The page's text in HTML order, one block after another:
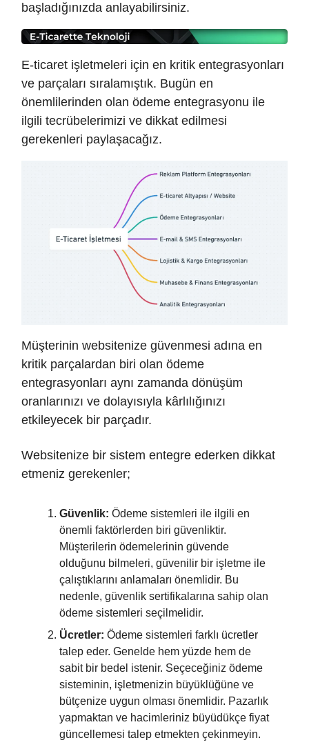
başladığınızda anlayabilirsiniz.
E-ticaret işletmeleri için en kritik entegrasyonları
ve parçaları sıralamıştık. Bugün en
önemlilerinden olan ödeme entegrasyonu ile
ilgili tecrübelerimizi ve dikkat edilmesi
gerekenleri paylaşacağız.
Müşterinin websitenize güvenmesi adına en
kritik parçalardan biri olan ödeme
entegrasyonları aynı zamanda dönüşüm
oranlarınızı ve dolayısıyla kârlılığınızı
etkileyecek bir parçadır.
Websitenize bir sistem entegre ederken dikkat
etmeniz gerekenler;
Güvenlik: Ödeme sistemleri ile ilgili en
önemli faktörlerden biri güvenliktir.
Müşterilerin ödemelerinin güvende
olduğunu bilmeleri, güvenilir bir işletme ile
çalıştıklarını anlamaları önemlidir. Bu
nedenle, güvenlik sertifikalarına sahip olan
ödeme sistemleri seçilmelidir.
Ücretler: Ödeme sistemleri farklı ücretler
talep eder. Genelde hem yüzde hem de
sabit bir bedel istenir. Seçeceğiniz ödeme
sisteminin, işletmenizin büyüklüğüne ve
bütçenize uygun olması önemlidir. Pazarlık
yapmaktan ve hacimleriniz büyüdükçe fiyat
güncellemesi talep etmekten çekinmeyin.